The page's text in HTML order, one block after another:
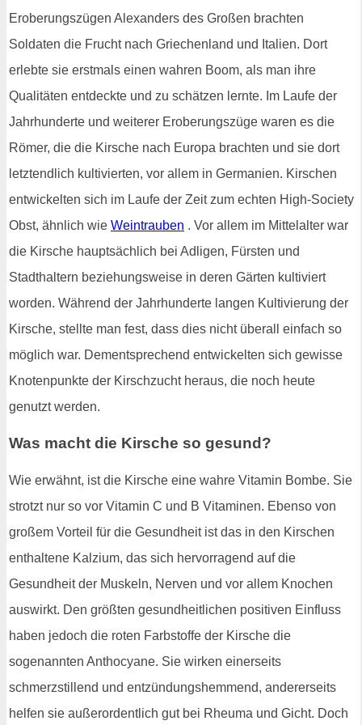
Eroberungszügen Alexanders des Großen brachten
Soldaten die Frucht nach Griechenland und Italien. Dort
erlebte sie erstmals einen wahren Boom, als man ihre
Qualitäten entdeckte und zu schätzen lernte. Im Laufe der
Jahrhunderte und weiterer Eroberungszüge waren es die
Römer, die die Kirsche nach Europa brachten und sie dort
letztendlich kultivierten, vor allem in Germanien. Kirschen
entwickelten sich im Laufe der Zeit zum echten High-Society
Obst, ähnlich wie Weintrauben . Vor allem im Mittelalter war
die Kirsche hauptsächlich bei Adligen, Fürsten und
Stadthaltern beziehungsweise in deren Gärten kultiviert
worden. Während der Jahrhunderte langen Kultivierung der
Kirsche, stellte man fest, dass dies nicht überall einfach so
möglich war. Dementsprechend entwickelten sich gewisse
Knotenpunkte der Kirschzucht heraus, die noch heute
genutzt werden.
Was macht die Kirsche so gesund?
Wie erwähnt, ist die Kirsche eine wahre Vitamin Bombe. Sie
strotzt nur so vor Vitamin C und B Vitaminen. Ebenso von
großem Vorteil für die Gesundheit ist das in den Kirschen
enthaltene Kalzium, das sich hervorragend auf die
Gesundheit der Muskeln, Nerven und vor allem Knochen
auswirkt. Den größten gesundheitlichen positiven Einfluss
haben jedoch die roten Farbstoffe der Kirsche die
sogenannten Anthocyane. Sie wirken einerseits
schmerzstillend und entzündungshemmend, andererseits
helfen sie außerordentlich gut bei Rheuma und Gicht. Doch